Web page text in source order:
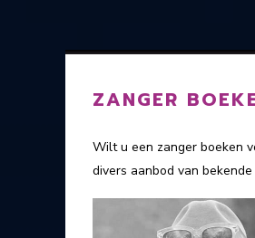
ZANGER
Wilt u een zanger boeken
divers aanbod van